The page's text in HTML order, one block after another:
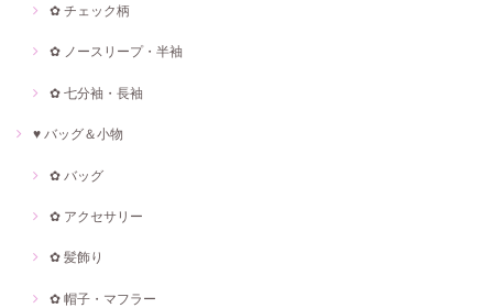
✿ チェック柄
✿ ノースリープ・半袖
✿ 七分袖・長袖
♥ バッグ＆小物
✿ バッグ
✿ アクセサリー
✿ 髪飾り
✿ 帽子・マフラー